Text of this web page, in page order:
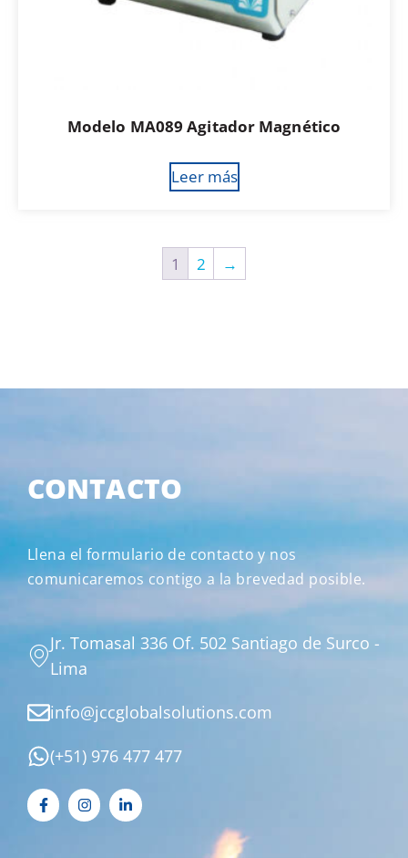
Modelo MA089 Agitador Magnético
Leer más
1 2 →
CONTACTO
Llena el formulario de contacto y nos
comunicaremos contigo a la brevedad posible.
Jr. Tomasal 336 Of. 502 Santiago de Surco -
Lima
info@jccglobalsolutions.com
(+51) 976 477 477